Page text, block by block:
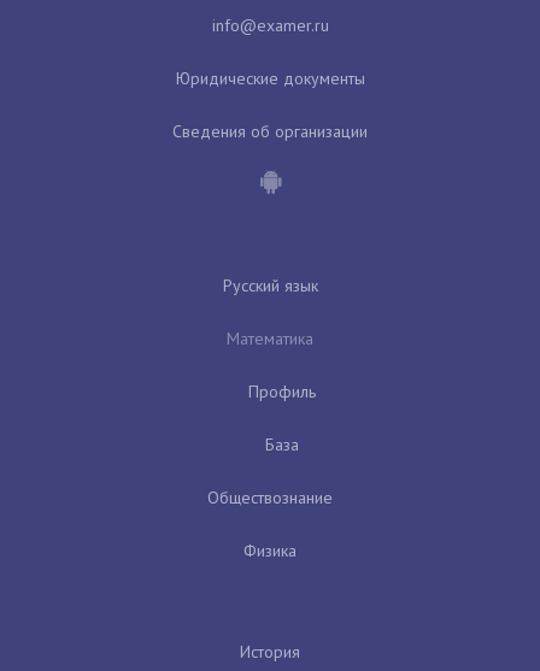
Юридические документы
Сведения об организации
Русский язык
Математика
Профиль
База
Обществознание
Физика
История